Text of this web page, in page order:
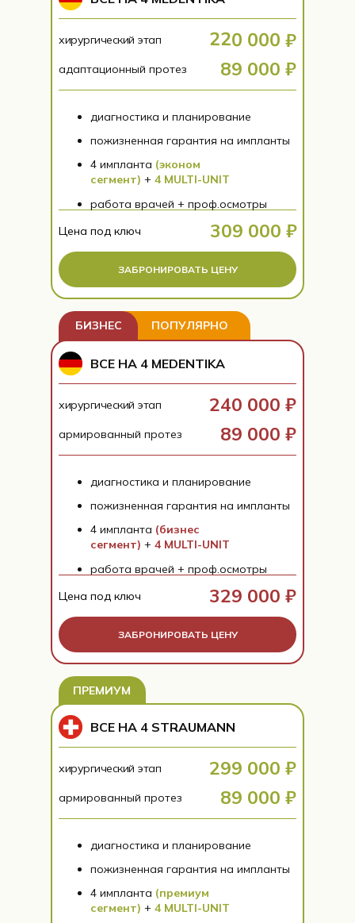
ПРЕМИУМ
4 импланта (премиум
сегмент) + 4 MULTI-UNIT
пожизненная гарантия на импланты
диагностика и планирование
89 000 ₽
армированный протез
299 000 ₽
хирургический этап
ВСЕ НА 4 STRAUMANN
ПОПУЛЯРНО
БИЗНЕС
ЗАБРОНИРОВАТЬ ЦЕНУ
329 000 ₽
Цена под ключ
работа врачей + проф.осмотры
4 импланта (бизнес
сегмент) + 4 MULTI-UNIT
пожизненная гарантия на импланты
диагностика и планирование
89 000 ₽
армированный протез
240 000 ₽
хирургический этап
ВСЕ НА 4 MEDENTIKA
ЗАБРОНИРОВАТЬ ЦЕНУ
309 000 ₽
Цена под ключ
работа врачей + проф.осмотры
4 импланта (эконом
сегмент) + 4 MULTI-UNIT
пожизненная гарантия на импланты
диагностика и планирование
89 000 ₽
адаптационный протез
220 000 ₽
хирургический этап